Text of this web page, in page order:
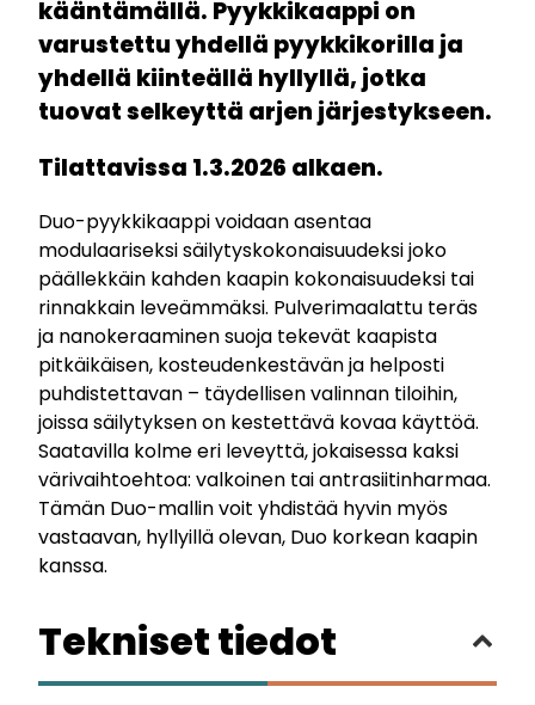
kääntämällä. Pyykkikaappi on
varustettu yhdellä pyykkikorilla ja
yhdellä kiinteällä hyllyllä, jotka
tuovat selkeyttä arjen järjestykseen.
Tilattavissa 1.3.2026 alkaen.
Duo-pyykkikaappi voidaan asentaa
modulaariseksi säilytyskokonaisuudeksi joko
päällekkäin kahden kaapin kokonaisuudeksi tai
rinnakkain leveämmäksi. Pulverimaalattu teräs
ja nanokeraaminen suoja tekevät kaapista
pitkäikäisen, kosteudenkestävän ja helposti
puhdistettavan – täydellisen valinnan tiloihin,
joissa säilytyksen on kestettävä kovaa käyttöä.
Saatavilla kolme eri leveyttä, jokaisessa kaksi
värivaihtoehtoa: valkoinen tai antrasiitinharmaa.
Tämän Duo-mallin voit yhdistää hyvin myös
vastaavan, hyllyillä olevan, Duo korkean kaapin
kanssa.
Tekniset tiedot